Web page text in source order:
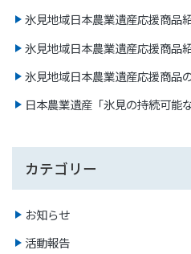
氷見地域日本農業遺産応援商品
氷見地域日本農業遺産応援商品
氷見地域日本農業遺産応援商品
日本農業遺産「氷見の持続可能
カテゴリー
お知らせ
活動報告